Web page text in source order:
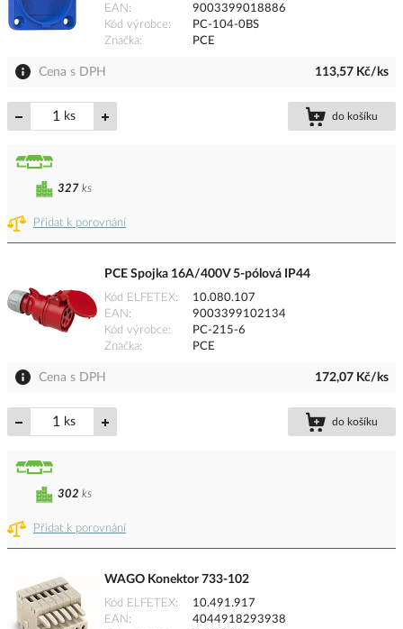
EAN
9003399018886
Kód výrobce
PC-104-0BS
Značka
PCE
Cena s DPH 113,57 Kč/ks
ks do košíku
Přidat k porovnání
327 ks
PCE Spojka 16A/400V 5-pólová IP44
Kód ELFETEX
10.080.107
EAN
9003399102134
Kód výrobce
PC-215-6
Značka
PCE
Cena s DPH 172,07 Kč/ks
ks do košíku
Přidat k porovnání
302 ks
WAGO Konektor 733-102
Kód ELFETEX
10.491.917
EAN
4044918293938